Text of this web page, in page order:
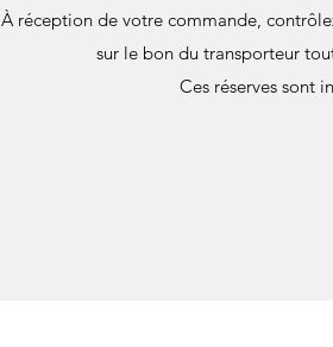
À réception de votre commande,
sur le bon du transporteur
Ces réserves sont